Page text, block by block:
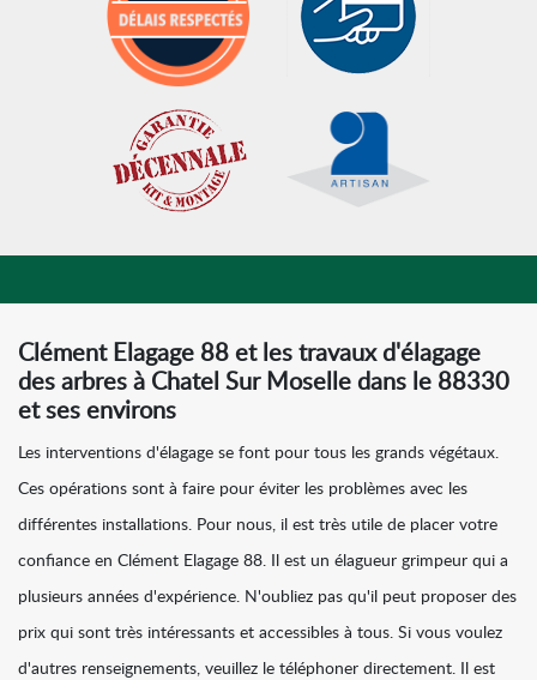
Clément Elagage 88 et les travaux d'élagage
des arbres à Chatel Sur Moselle dans le 88330
et ses environs
Les interventions d'élagage se font pour tous les grands végétaux.
Ces opérations sont à faire pour éviter les problèmes avec les
différentes installations. Pour nous, il est très utile de placer votre
confiance en Clément Elagage 88. Il est un élagueur grimpeur qui a
plusieurs années d'expérience. N'oubliez pas qu'il peut proposer des
prix qui sont très intéressants et accessibles à tous. Si vous voulez
d'autres renseignements, veuillez le téléphoner directement. Il est